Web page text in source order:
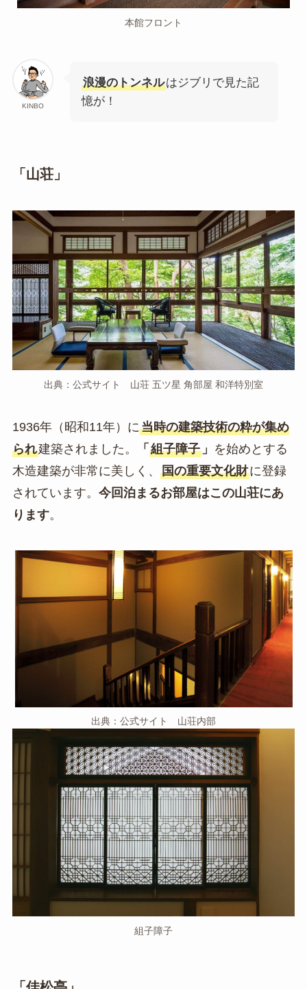
本館フロント
KINBO
浪漫のトンネルはジブリで見た記
憶が！
「山荘」
出典：公式サイト 山荘 五ツ星 角部屋 和洋特別室
1936年（昭和11年）に当時の建築技術の粋が集め
られ建築されました。 「 組子障子」 を始めとする
木造建築が非常に美しく、 国の重要文化財に登録
されています。 今回泊まるお部屋はこの山荘にあ
ります。
出典：公式サイト 山荘内部
組子障子